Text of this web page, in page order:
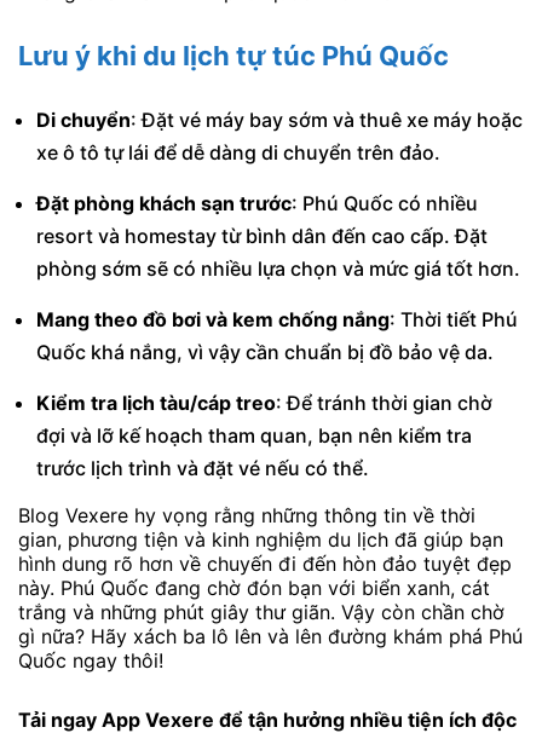
Lưu ý khi du lịch tự túc Phú Quốc
Di chuyển: Đặt vé máy bay sớm và thuê xe máy hoặc
xe ô tô tự lái để dễ dàng di chuyển trên đảo.
Đặt phòng khách sạn trước: Phú Quốc có nhiều
resort và homestay từ bình dân đến cao cấp. Đặt
phòng sớm sẽ có nhiều lựa chọn và mức giá tốt hơn.
Mang theo đồ bơi và kem chống nắng: Thời tiết Phú
Quốc khá nắng, vì vậy cần chuẩn bị đồ bảo vệ da.
Kiểm tra lịch tàu/cáp treo: Để tránh thời gian chờ
đợi và lỡ kế hoạch tham quan, bạn nên kiểm tra
trước lịch trình và đặt vé nếu có thể.
Blog Vexere hy vọng rằng những thông tin về thời
gian, phương tiện và kinh nghiệm du lịch đã giúp bạn
hình dung rõ hơn về chuyến đi đến hòn đảo tuyệt đẹp
này. Phú Quốc đang chờ đón bạn với biển xanh, cát
trắng và những phút giây thư giãn. Vậy còn chần chờ
gì nữa? Hãy xách ba lô lên và lên đường khám phá Phú
Quốc ngay thôi!
Tải ngay App Vexere để tận hưởng nhiều tiện ích độc